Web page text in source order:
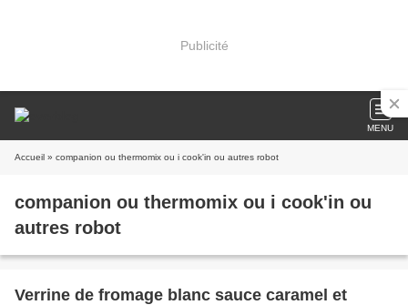
Publicité
MENU
Accueil » companion ou thermomix ou i cook'in ou autres robot
companion ou thermomix ou i cook'in ou
autres robot
Verrine de fromage blanc sauce caramel et